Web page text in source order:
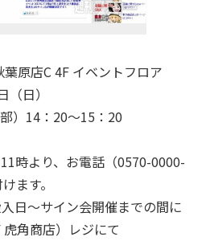
葉原店C 4F イベントフロア
（日）
）14：20～15：20
時より、お電話（0570-0000-
ます。
日～サイン会開催までの間に
角商店）レジにて